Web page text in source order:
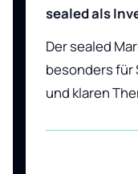
sealed als
Der sealed
besonders für
und klaren